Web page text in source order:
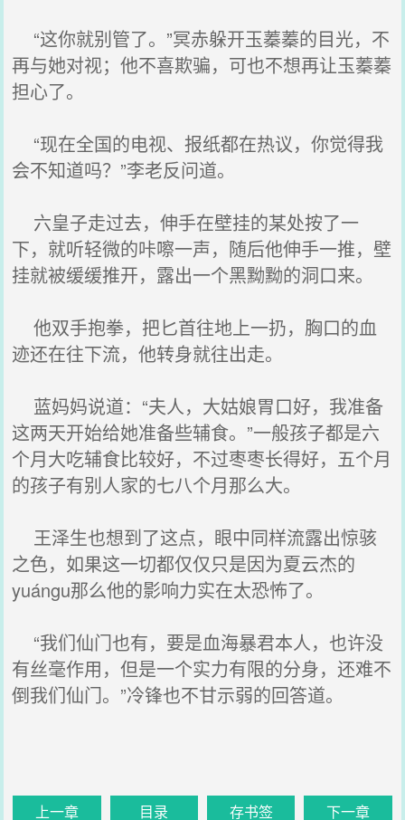
“这你就别管了。”冥赤躲开玉蓁蓁的目光，不
再与她对视；他不喜欺骗，可也不想再让玉蓁蓁
担心了。
“现在全国的电视、报纸都在热议，你觉得我
会不知道吗？”李老反问道。
六皇子走过去，伸手在壁挂的某处按了一
下，就听轻微的咔嚓一声，随后他伸手一推，壁
挂就被缓缓推开，露出一个黑黝黝的洞口来。
他双手抱拳，把匕首往地上一扔，胸口的血
迹还在往下流，他转身就往出走。
蓝妈妈说道：“夫人，大姑娘胃口好，我准备
这两天开始给她准备些辅食。”一般孩子都是六
个月大吃辅食比较好，不过枣枣长得好，五个月
的孩子有别人家的七八个月那么大。
王泽生也想到了这点，眼中同样流露出惊骇
之色，如果这一切都仅仅只是因为夏云杰的
yuángu那么他的影响力实在太恐怖了。
“我们仙门也有，要是血海暴君本人，也许没
有丝毫作用，但是一个实力有限的分身，还难不
倒我们仙门。”冷锋也不甘示弱的回答道。
上一章 目录 存书签 下一章